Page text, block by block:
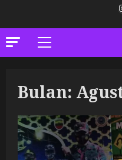
Primary
Bulan: